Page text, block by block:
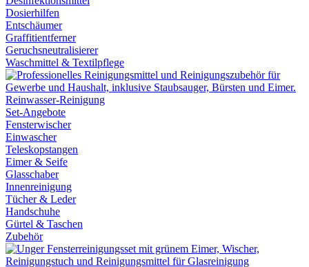
Dosierhilfen
Entschäumer
Graffitientferner
Geruchsneutralisierer
Waschmittel & Textilpflege
Reinwasser-Reinigung
Set-Angebote
Fensterwischer
Einwascher
Teleskopstangen
Eimer & Seife
Glasschaber
Innenreinigung
Tücher & Leder
Handschuhe
Gürtel & Taschen
Zubehör